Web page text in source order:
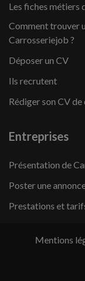
Les fiches métiers
Comment trouver
Carrosseriejob ?
Déposer un CV
Ils recrutent
Rédiger son CV
Entreprises
Présentation de
Poster une
Prestations et
Mentions